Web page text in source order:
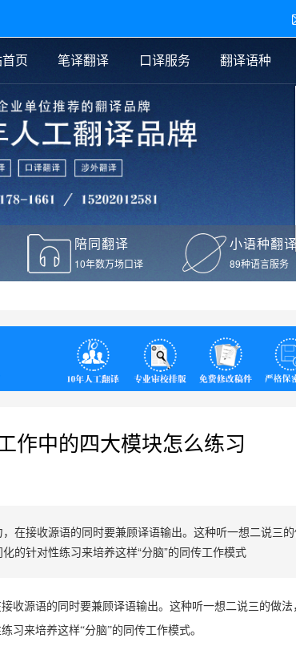
页 笔译翻译
翻译 法律翻译 说明书翻译
口译服务
替传译 同声传译
翻译语种
老挝语翻译 泰语翻译
葡萄牙语翻译
料翻译
翻译
译
译
苗接种证明翻译
报告英文版翻
证件翻译报价
签证翻译
口译新闻
陪同翻译
10年数万场口译
小语种翻译
89种语言服务
作中的四大模块怎么练习
在接收源语的同时要兼顾译语输出。这种听一想二说三
的针对性练习来培养这样“分脑”的同传工作模式
收源语的同时要兼顾译语输出。这种听一想二说三的做
习来培养这样“分脑”的同传工作模式。